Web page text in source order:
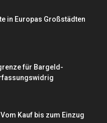
in Europas Großstädten
für Bargeld-
Kauf bis zum Einzug